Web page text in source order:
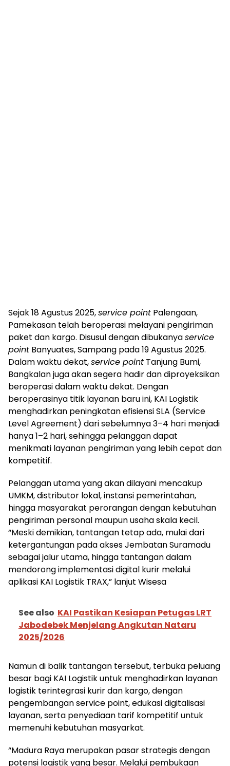
Sejak 18 Agustus 2025,service point Palengaan,
Pamekasan telah beroperasi melayani pengiriman
paket dan kargo. Disusul dengan dibukanyaservice
point Banyuates, Sampang pada 19 Agustus 2025.
Dalam waktu dekat,service point Tanjung Bumi,
Bangkalan juga akan segera hadir dan diproyeksikan
beroperasi dalam waktu dekat. Dengan
beroperasinya titik layanan baru ini, KAI Logistik
menghadirkan peningkatan efisiensi SLA (Service
Level Agreement) dari sebelumnya 3–4 hari menjadi
hanya 1–2 hari, sehingga pelanggan dapat
menikmati layanan pengiriman yang lebih cepat dan
kompetitif.
Pelanggan utama yang akan dilayani mencakup
UMKM, distributor lokal, instansi pemerintahan,
hingga masyarakat perorangan dengan kebutuhan
pengiriman personal maupun usaha skala kecil.
“Meski demikian, tantangan tetap ada, mulai dari
ketergantungan pada akses Jembatan Suramadu
sebagai jalur utama, hingga tantangan dalam
mendorong implementasi digital kurir melalui
aplikasi KAI Logistik TRAX,” lanjut Wisesa
See also KAI Pastikan Kesiapan Petugas LRT
Jabodebek Menjelang Angkutan Nataru
2025/2026
Namun di balik tantangan tersebut, terbuka peluang
besar bagi KAI Logistik untuk menghadirkan layanan
logistik terintegrasi kurir dan kargo, dengan
pengembangan service point, edukasi digitalisasi
layanan, serta penyediaan tarif kompetitif untuk
memenuhi kebutuhan masyarkat.
“Madura Raya merupakan pasar strategis dengan
potensi logistik yang besar. Melalui pembukaan